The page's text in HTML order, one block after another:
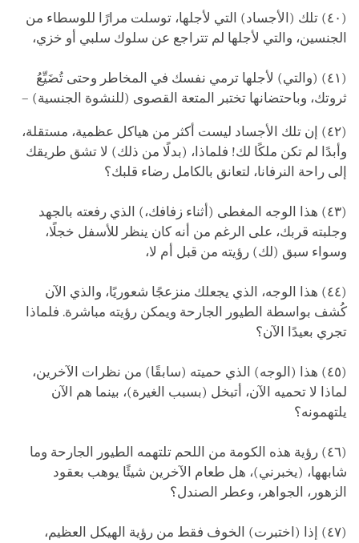
(٤٠) تلك (الأجساد) التي لأجلها، توسلت مرارًا للوسطاء من
الجنسين، والتي لأجلها لم تتراجع عن سلوك سلبي أو خزي،
(٤١) (والتي) لأجلها ترمي نفسك في المخاطر وحتى تُضَيِّعُ
ثروتك، وباحتضانها تختبر المتعة القصوى (للنشوة الجنسية) –
(٤٢) إن تلك الأجساد ليست أكثر من هياكل عظمية، مستقلة،
وأبدًا لم تكن ملكًا لك! فلماذا، (بدلًا من ذلك) لا تشق طريقك
إلى راحة النرفانا، لتعانق بالكامل رضاء قلبك؟
(٤٣) هذا الوجه المغطى (أثناء زفافك،) الذي رفعته بالجهد
وجلبته قربك، على الرغم من أنه كان ينظر للأسفل خجلًا،
وسواء سبق (لك) رؤيته من قبل أم لا،
(٤٤) هذا الوجه، الذي يجعلك منزعجًا شعوريًا، والذي الآن
كُشف بواسطة الطيور الجارحة ويمكن رؤيته مباشرة. فلماذا
تجري بعيدًا الآن؟
(٤٥) هذا (الوجه) الذي حميته (سابقًا) من نظرات الآخرين،
لماذا لا تحميه الآن، أتبخل (بسبب الغيرة)، بينما هم الآن
يلتهمونه؟
(٤٦) رؤية هذه الكومة من اللحم تلتهمه الطيور الجارحة وما
شابهها، (يخبرني)، هل طعام الآخرين شيئًا يوهب بعقود
الزهور، الجواهر، وعطر الصندل؟
(٤٧) إذا (اختبرت) الخوف فقط من رؤية الهيكل العظيم،